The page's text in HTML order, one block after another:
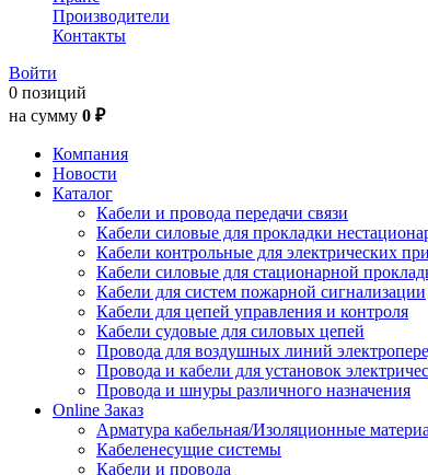
Производители
Контакты
Войти
0 позиций
на сумму 0 ₽
Компания
Новости
Каталог
Кабели и провода передачи связи
Кабели силовые для прокладки
Кабели контрольные для электрических
Кабели силовые для стационарной
Кабели для систем пожарной сигнализации
Кабели для цепей управления и контроля
Кабели судовые для силовых цепей
Провода для воздушных линий
Провода и кабели для установок
Провода и шнуры различного назначения
Online Заказ
Арматура кабельная/Изоляционные
Кабеленесущие системы
Кабели и провода